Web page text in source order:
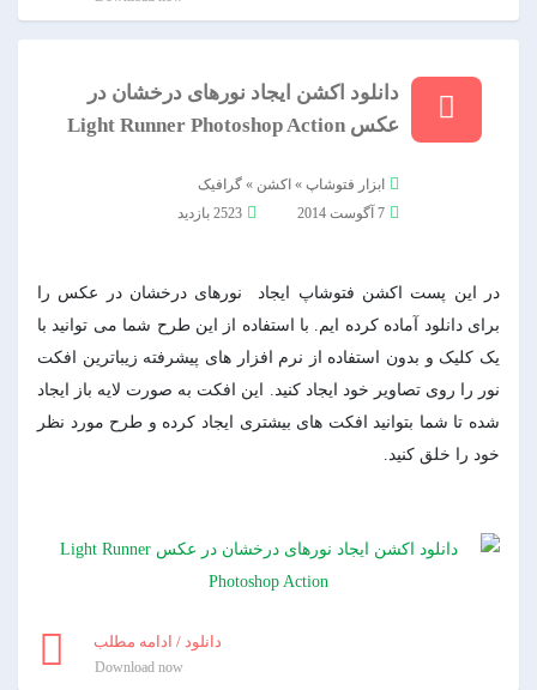
دانلود اکشن ایجاد نورهای درخشان در
عکس Light Runner Photoshop Action
ابزار فتوشاپ »اکشن »گرافیک
7 آگوست 2014
2523 بازدید
در این پست اکشن فتوشاپ ایجاد نورهای درخشان در عکس را
برای دانلود آماده کرده ایم. با استفاده از این طرح شما می توانید با
یک کلیک و بدون استفاده از نرم افزار های پیشرفته زیباترین افکت
نور را روی تصاویر خود ایجاد کنید. این افکت به صورت لایه باز ایجاد
شده تا شما بتوانید افکت های بیشتری ایجاد کرده و طرح مورد نظر
خود را خلق کنید.
دانلود / ادامه مطلب
Download now